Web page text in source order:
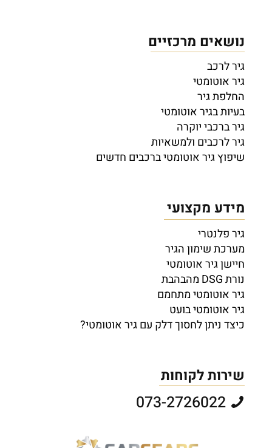
נושאים מרכזיים
גיר לרכב
גיר אוטומטי
החלפת גיר
בעיות בגיר אוטומטי
גיר ברכבי יוקרה
גיר לרכבים ולמשאיות
שיפוץ גיר אוטומטי ברכבים חדשים
מידע מקצועי
גיר פלנטרי
מערכת שימון הגיר
חיישן גיר אוטומטי
נורת DSG מהבהבת
גיר אוטומטי מתחמם
גיר אוטומטי בועט
כיצד ניתן לחסוך דלק עם גיר אוטומטי?
שירות לקוחות